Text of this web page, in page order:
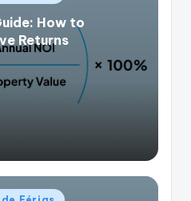
How to
Returns